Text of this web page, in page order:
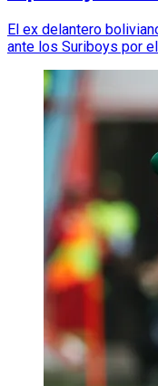
El ex delantero
ante los Suriboys por